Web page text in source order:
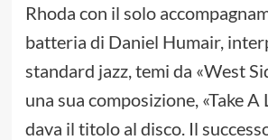
Rhoda con il solo
batteria di Daniel Humair,
standard jazz, temi da «West
una sua composizione, «Take A
dava il titolo al disco. Il